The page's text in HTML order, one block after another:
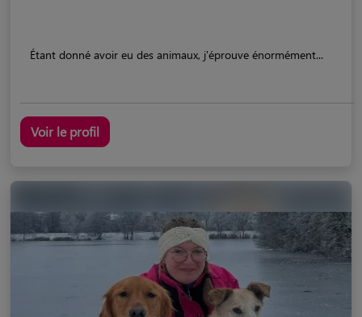
Étant donné avoir eu des animaux, j'éprouve énormément...
Voir le profil